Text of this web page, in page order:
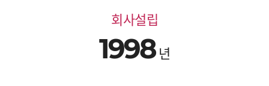
회사설립
1998년